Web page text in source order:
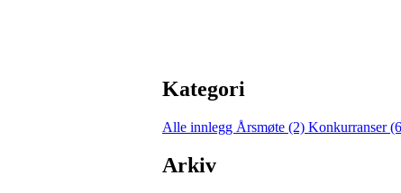
Kategori
Alle innlegg Årsmøte (2) Konkurranser
Arkiv